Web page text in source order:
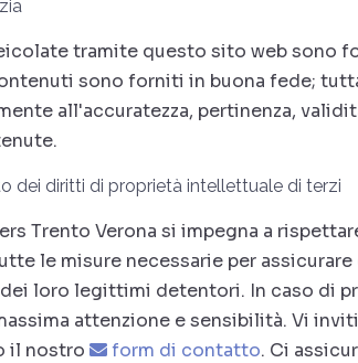
tramite questo sito web sono
sono forniti in buona fede;
all'accuratezza, pertinenza,
dei diritti di proprietà intellettuale di terzi
Trento Verona si impegna a
le misure necessarie per
loro legittimi detentori. In caso di
attenzione e sensibilità. Vi
il nostro
form di contatto. Ci